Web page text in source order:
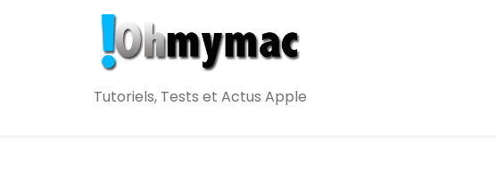
Tutoriels, Tests et Actus Apple